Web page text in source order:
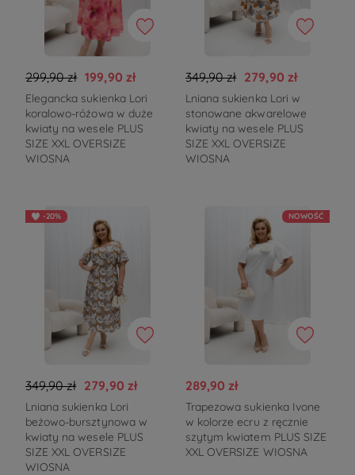
299,90 zł 199,90 zł
Elegancka sukienka Lori
koralowo-różowa w duże
kwiaty na wesele PLUS
SIZE XXL OVERSIZE
WIOSNA
349,90 zł 279,90 zł
Lniana sukienka Lori w
stonowane akwarelowe
kwiaty na wesele PLUS
SIZE XXL OVERSIZE
WIOSNA
-20%
349,90 zł 279,90 zł
Lniana sukienka Lori
beżowo-bursztynowa w
kwiaty na wesele PLUS
SIZE XXL OVERSIZE
WIOSNA
NOWOŚĆ
289,90 zł
Trapezowa sukienka Ivone
w kolorze ecru z ręcznie
szytym kwiatem PLUS SIZE
XXL OVERSIZE WIOSNA